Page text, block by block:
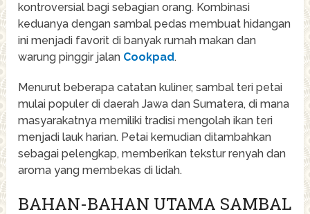
kontroversial bagi sebagian orang. Kombinasi
keduanya dengan sambal pedas membuat hidangan
ini menjadi favorit di banyak rumah makan dan
warung pinggir jalan Cookpad.
Menurut beberapa catatan kuliner, sambal teri petai
mulai populer di daerah Jawa dan Sumatera, di mana
masyarakatnya memiliki tradisi mengolah ikan teri
menjadi lauk harian. Petai kemudian ditambahkan
sebagai pelengkap, memberikan tekstur renyah dan
aroma yang membekas di lidah.
BAHAN-BAHAN UTAMA SAMBAL